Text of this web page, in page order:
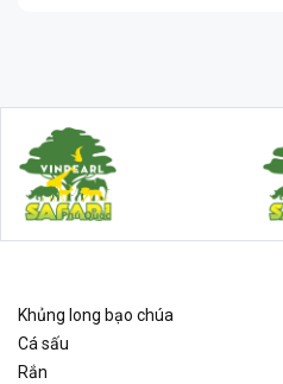
Khủng long bạo chúa
Cá sấu
Rắn